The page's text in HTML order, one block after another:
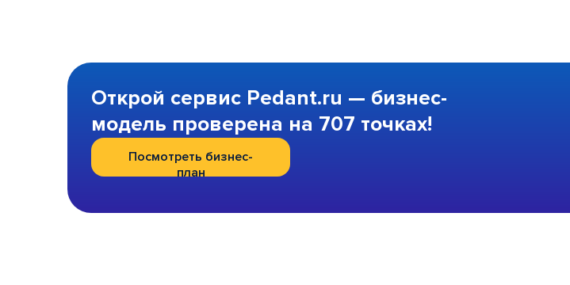
Открой сервис Pedant.ru — бизнес-
модель проверена на 707 точках!
Посмотреть бизнес-
план